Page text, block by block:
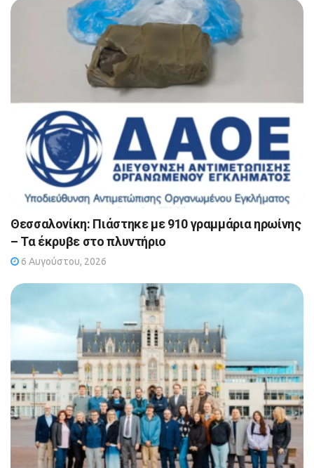
Θεσσαλονίκη: Πιάστηκε με 910 γραμμάρια ηρωίνης
– Τα έκρυβε στο πλυντήριο
6 Αυγούστου, 2026